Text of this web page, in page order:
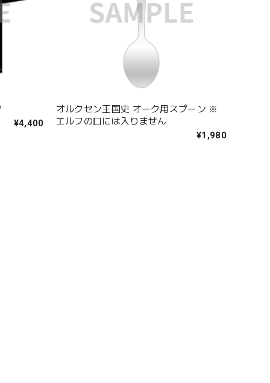
¥4,400
オルクセン王国史 オーク用スプーン ※
エルフの口には入りません
¥1,980